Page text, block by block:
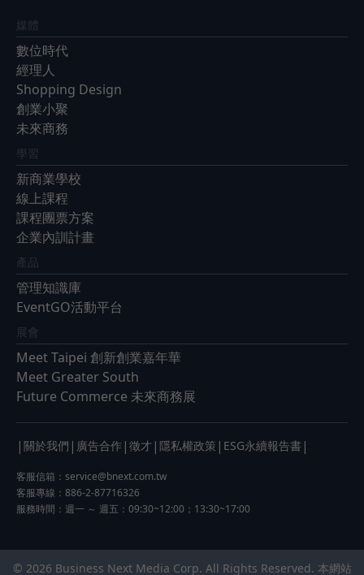
媒體
數位時代
經理人
Shopping Design
創業小聚
未來商務
學習
新商業學校
線上課程
課程團票方案
企業內訓計畫
產品
管理知識庫
EventGO活動平台
展會
Meet Taipei 創新創業嘉年華
Meet Greater South
Future Commerce 未來商務展
| 關於我們 | 廣告合作 | 徵才 | 隱私權政策 | ESG永續報告書 |
客服信箱： service@bnext.com.tw
客服專線：886-2-87716326
服務時間：週一 ～ 週五：09:30~12:00；13:30~17:00
© 2026 Business Next Media Corp. All Rights Reserved. 本網站